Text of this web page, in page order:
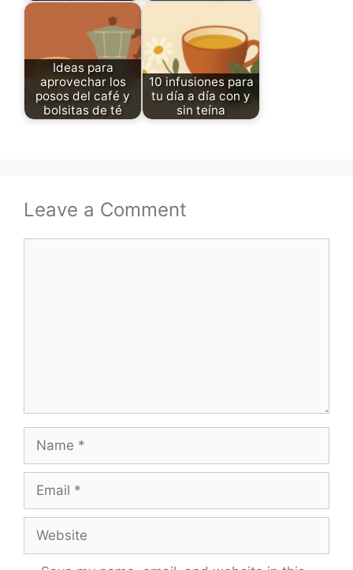
Ideas para
aprovechar los
posos del café y
bolsitas de té
10 infusiones para
tu día a día con y
sin teína
Leave a Comment